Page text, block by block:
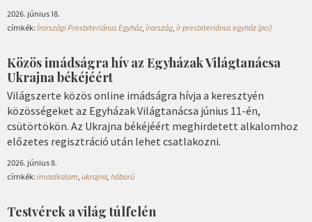
2026. június 18.
címkék: Írországi Presbiteriánus Egyház írország ír presbiteriánus egyház (pci)
Közös imádságra hív az Egyházak Világtanácsa
Ukrajna békéjéért
Világszerte közös online imádságra hívja a keresztyén
közösségeket az Egyházak Világtanácsa június 11-én,
csütörtökön. Az Ukrajna békéjéért meghirdetett alkalomhoz
előzetes regisztráció után lehet csatlakozni.
2026. június 8.
címkék: imaalkalom, ukrajna, háború
Testvérek a világ túlfelén